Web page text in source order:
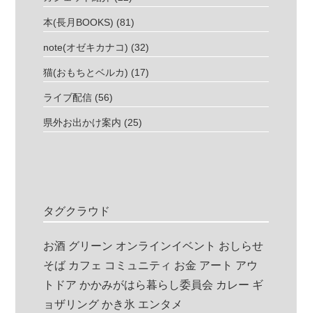
本(長月BOOKS) (81)
note(オゼキカナコ) (32)
猫(おもちとベルカ) (17)
ライブ配信 (56)
県外お出かけ案内 (25)
タグクラウド
お酒 グリーン オンラインイベント おしらせ
そば カフェ コミュニティ お金 アート アウ
トドア かかみがはら暮らし委員会 カレー ギ
ョザリング かき氷 エンタメ